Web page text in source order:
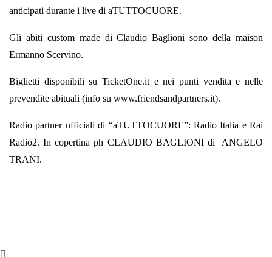
anticipati durante i live di aTUTTOCUORE.
Gli abiti custom made di Claudio Baglioni sono della maison
Ermanno Scervino.
Biglietti disponibili su TicketOne.it e nei punti vendita e nelle
prevendite abituali (info su www.friendsandpartners.it).
Radio partner ufficiali di “aTUTTOCUORE”: Radio Italia e Rai
Radio2. In copertina ph CLAUDIO BAGLIONI di ANGELO
TRANI.